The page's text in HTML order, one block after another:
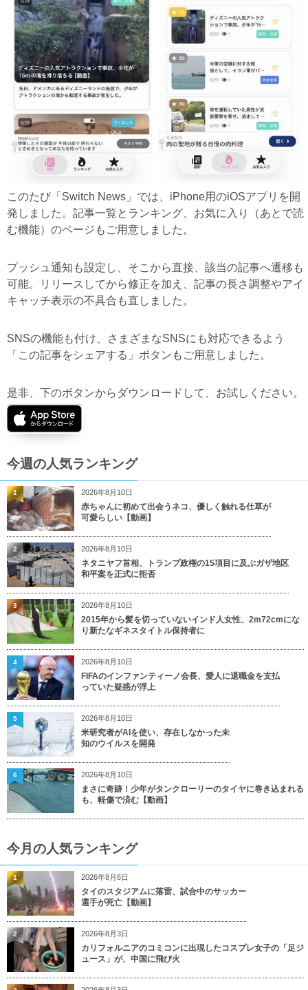
このたび「Switch News」では、iPhone用のiOSアプリを開
発しました。記事一覧とランキング、お気に入り（あとで読
む機能）のページもご用意しました。
プッシュ通知も設定し、そこから直接、該当の記事へ遷移も
可能。リリースしてから修正を加え、記事の長さ調整やアイ
キャッチ表示の不具合も直しました。
SNSの機能も付け、さまざまなSNSにも対応できるよう
「この記事をシェアする」ボタンもご用意しました。
是非、下のボタンからダウンロードして、お試しください。
今週の人気ランキング
2026年8月10日
赤ちゃんに初めて出会うネコ、優しく触れる仕草が
可愛らしい【動画】
1
2026年8月10日
ネタニヤフ首相、トランプ政権の15項目に及ぶガザ地区
和平案を正式に拒否
2
2026年8月10日
2015年から髪を切っていないインド人女性、2m72cmにな
り新たなギネスタイトル保持者に
3
2026年8月10日
FIFAのインファンティーノ会長、愛人に退職金を支払
っていた疑惑が浮上
4
2026年8月10日
米研究者がAIを使い、存在しなかった未
知のウイルスを開発
5
2026年8月10日
まさに奇跡！少年がタンクローリーのタイヤに巻き込まれる
も、軽傷で済む【動画】
6
今月の人気ランキング
2026年8月6日
タイのスタジアムに落雷、試合中のサッカー
選手が死亡【動画】
1
2026年8月3日
カリフォルニアのコミコンに出現したコスプレ女子の「足ジ
ュース」が、中国に飛び火
2